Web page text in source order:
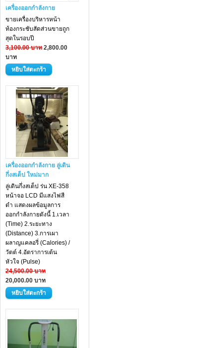
เครื่องออกกำลังกาย
ขายเครื่องบริหารหน้า
ท้องกระชับสัดส่วนขายถูก
สุดในรอบปี
3,100.00 บาท 2,800.00
บาท
เครื่องออกกำลังกาย ลู่เดิน
กึ่งสเต็ป ใหม่มาก
ลู่เดินกึ่งสเต็ป ร่น XE-358
หน้าจอ LCD มีแสงไฟสี
ดำ แสดงผลข้อมูลการ
ออกกำลังกายดังนี้ 1.เวลา
(Time) 2.ระยะทาง
(Distance) 3.การเผา
ผลาญแคลอรี่ (Calories) /
วัตต์ 4.อัตราการเต้น
หัวใจ (Pulse)
24,500.00 บาท
20,000.00 บาท